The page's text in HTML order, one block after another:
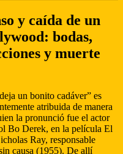
y caída de un
bodas,
y muerte
un bonito cadáver” es
atribuida de manera
la pronunció fue el actor
Bo Derek, en la película El
Ray, responsable
causa (1955). De allí